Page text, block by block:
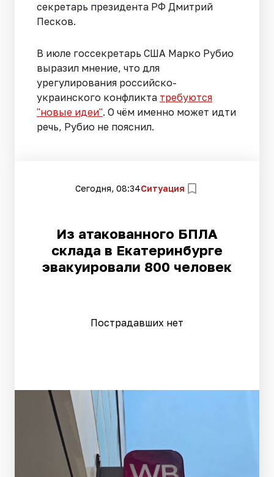
секретарь президента РФ Дмитрий
Песков.
В июле госсекретарь США Марко Рубио
выразил мнение, что для
урегулирования российско-
украинского конфликта требуются
"новые идеи". О чём именно может идти
речь, Рубио не пояснил.
Сегодня, 08:34Ситуация
Из атакованного БПЛА
склада в Екатеринбурге
эвакуировали 800 человек
Пострадавших нет